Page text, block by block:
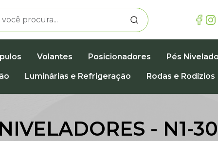
Volantes Posicionadores Pés
Luminárias e Refrigeração Rodas e Rodízios
- N1-